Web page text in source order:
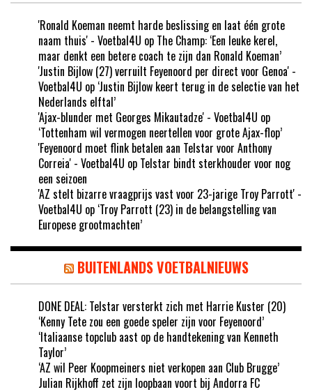
'Ronald Koeman neemt harde beslissing en laat één grote
naam thuis' - Voetbal4U op The Champ: ‘Een leuke kerel,
maar denkt een betere coach te zijn dan Ronald Koeman’
'Justin Bijlow (27) verruilt Feyenoord per direct voor Genoa' -
Voetbal4U op ‘Justin Bijlow keert terug in de selectie van het
Nederlands elftal’
'Ajax-blunder met Georges Mikautadze' - Voetbal4U op
‘Tottenham wil vermogen neertellen voor grote Ajax-flop’
'Feyenoord moet flink betalen aan Telstar voor Anthony
Correia' - Voetbal4U op Telstar bindt sterkhouder voor nog
een seizoen
'AZ stelt bizarre vraagprijs vast voor 23-jarige Troy Parrott' -
Voetbal4U op ‘Troy Parrott (23) in de belangstelling van
Europese grootmachten’
BUITENLANDS VOETBALNIEUWS
DONE DEAL: Telstar versterkt zich met Harrie Kuster (20)
‘Kenny Tete zou een goede speler zijn voor Feyenoord’
‘Italiaanse topclub aast op de handtekening van Kenneth
Taylor’
‘AZ wil Peer Koopmeiners niet verkopen aan Club Brugge’
Julian Rijkhoff zet zijn loopbaan voort bij Andorra FC